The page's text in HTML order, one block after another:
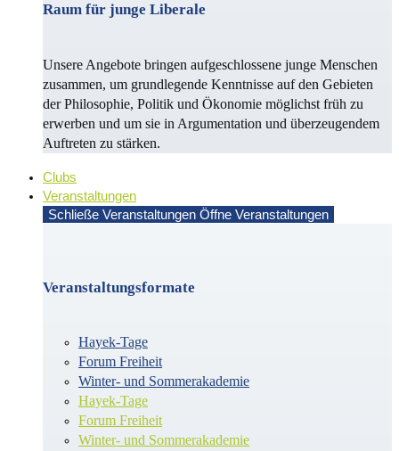
Raum für junge Liberale
Unsere Angebote bringen aufgeschlossene junge Menschen
zusammen, um grundlegende Kenntnisse auf den Gebieten
der Philosophie, Politik und Öko­no­mie möglichst früh zu
erwerben und um sie in Argu­men­ta­tion und überzeugendem
Auf­treten zu stärken.
Clubs
Veranstaltungen
Schließe Veranstaltungen Öffne Veranstaltungen
Veranstaltungsformate
Hayek-Tage
Forum Freiheit
Winter- und Sommerakademie
Hayek-Tage
Forum Freiheit
Winter- und Sommerakademie